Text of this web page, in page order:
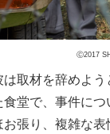
Ⓒ2017
取材を辞めよ
堂で、事件に
張り、複雑な表